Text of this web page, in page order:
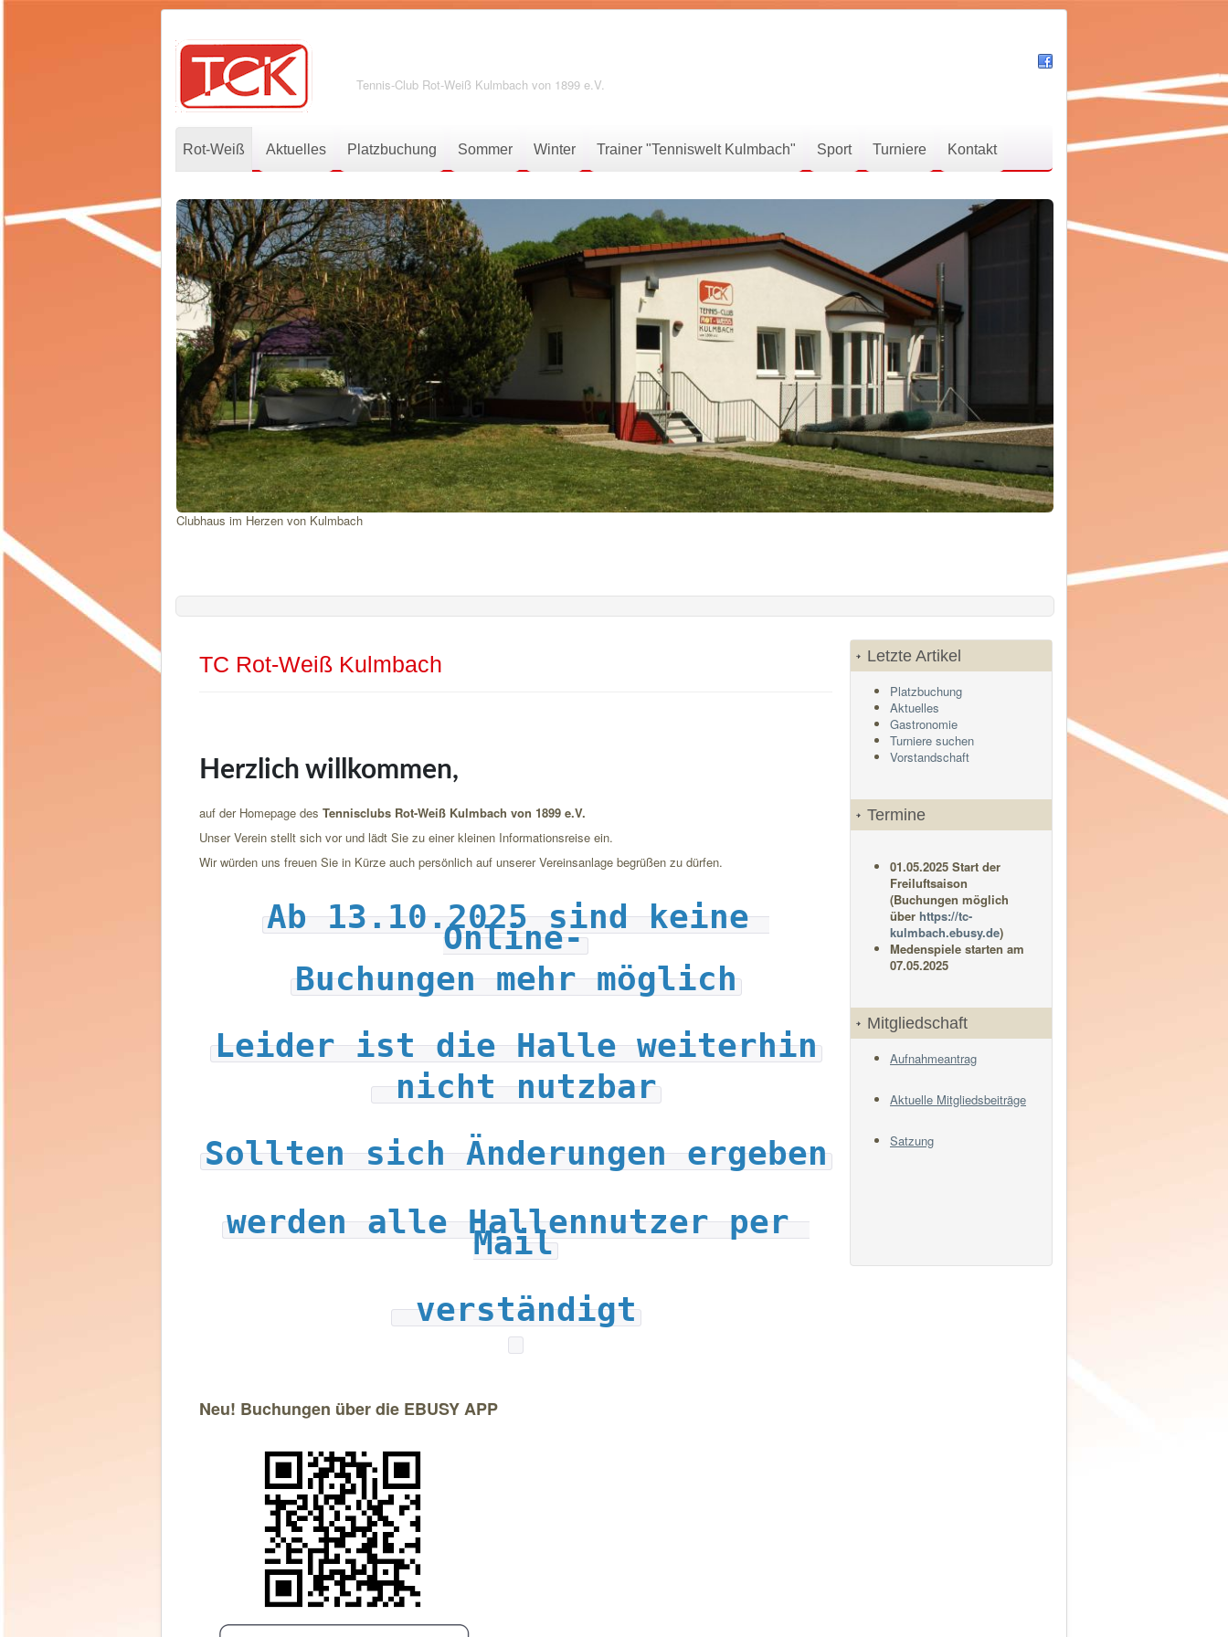
Tennis-Club Rot-Weiß Kulmbach von 1899 e.V.
Rot-Weiß Aktuelles Platzbuchung Sommer Winter Trainer "Tenniswelt Kulmbach" Sport Turniere Kontakt
Clubhaus im Herzen von Kulmbach
TC Rot-Weiß Kulmbach
Herzlich willkommen,
auf der Homepage des Tennisclubs Rot-Weiß Kulmbach von 1899 e.V.
Unser Verein stellt sich vor und lädt Sie zu einer kleinen Informationsreise ein.
Wir würden uns freuen Sie in Kürze auch persönlich auf unserer Vereinsanlage begrüßen zu dürfen.
Ab 13.10.2025 sind keine
Online-
Buchungen mehr möglich
Leider ist die Halle weiterhin
nicht nutzbar
Sollten sich Änderungen ergeben
werden alle Hallennutzer per
Mail
verständigt
Neu! Buchungen über die EBUSY APP
Letzte Artikel
Platzbuchung
Aktuelles
Gastronomie
Turniere suchen
Vorstandschaft
Termine
01.05.2025 Start der
Freiluftsaison
(Buchungen möglich
über https://tc-
kulmbach.ebusy.de)
Medenspiele starten am
07.05.2025
Mitgliedschaft
Aufnahmeantrag
Aktuelle Mitgliedsbeiträge
Satzung